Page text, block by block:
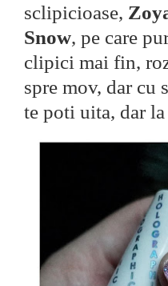
sclipicioase,
Snow, pe care
clipici mai fin,
spre mov, dar cu
te poti uita, dar la